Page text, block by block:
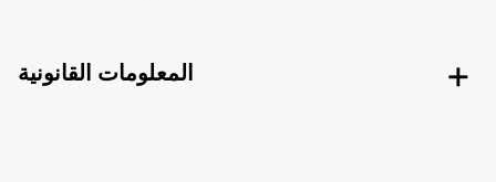
المعلومات القانونية